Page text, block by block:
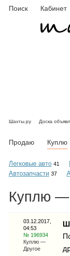
Поиск Кабинет
Шахты.ру Доска
Продаю Куплю
Легковые авто 41
Автозапчасти 37
Куплю —
03.12.2017,
04:53
№ 196934
Куплю —
Другое